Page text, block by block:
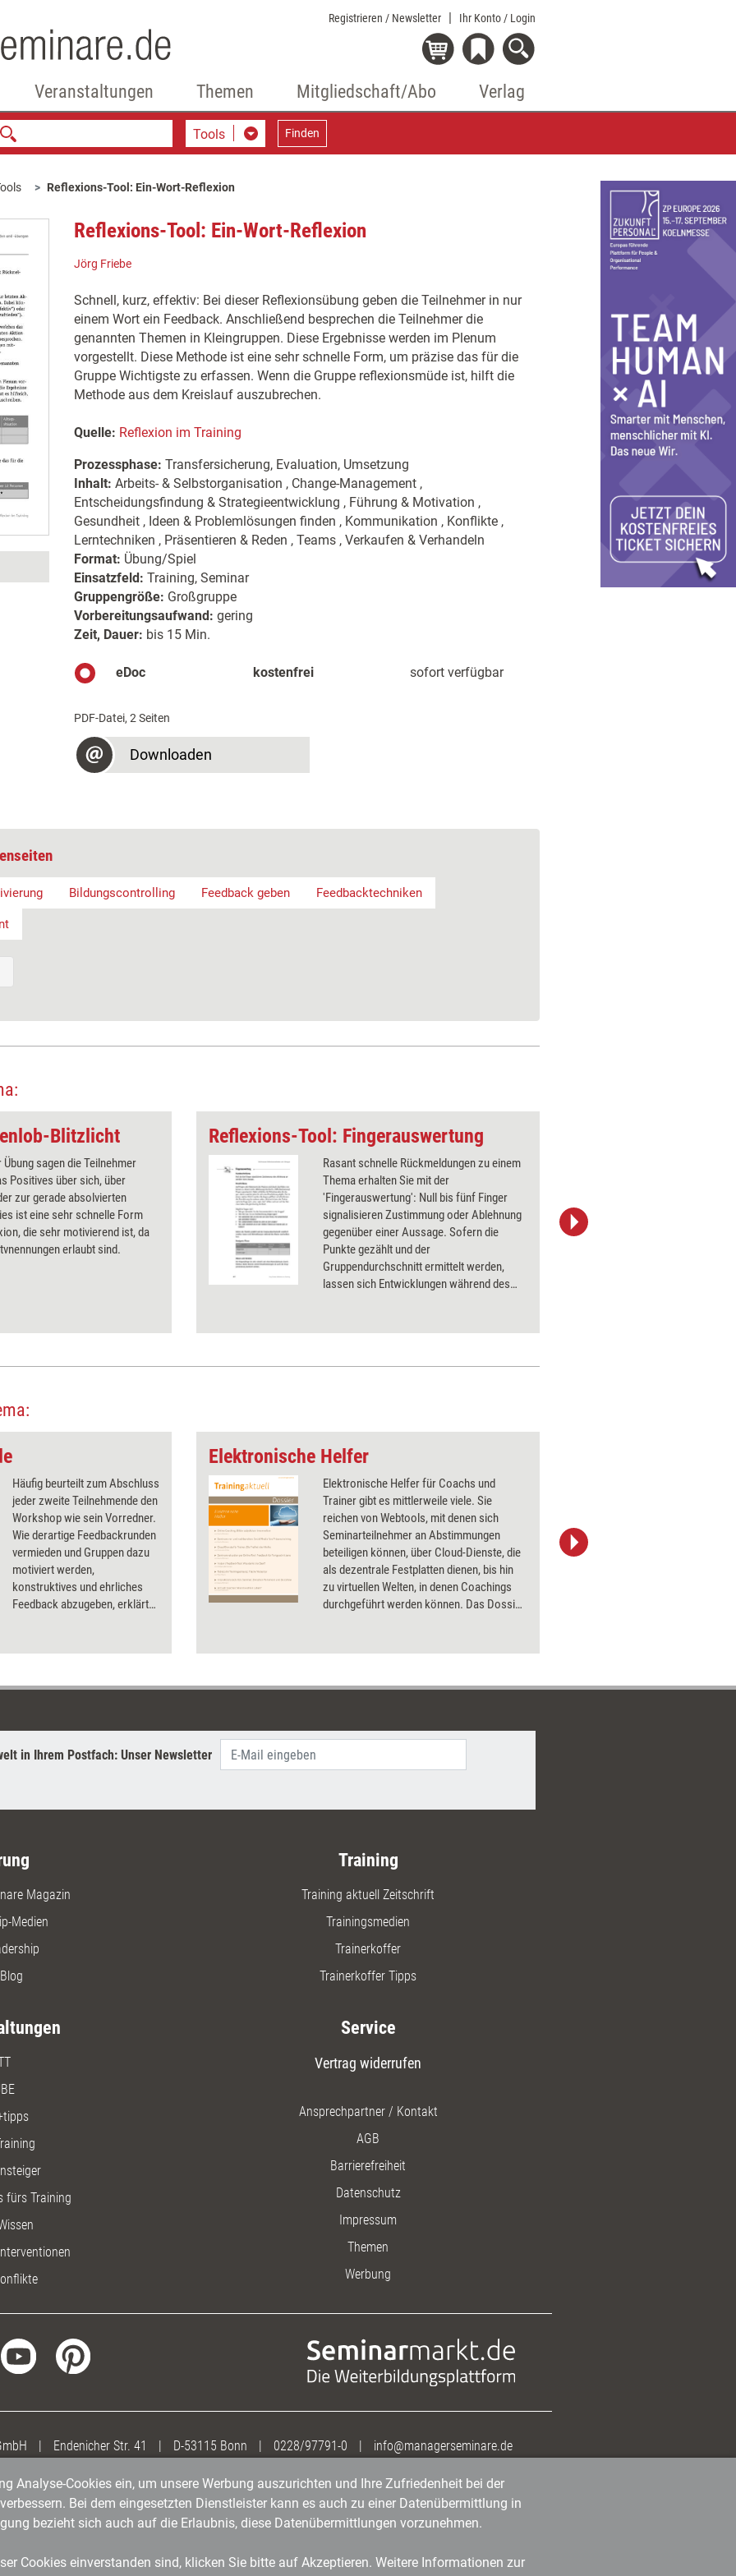
Registrieren / Newsletter Ihr Konto / Login
Veranstaltungen Themen Mitgliedschaft/Abo Verlag
Tools Finden
Reflexions-Tool: Ein-Wort-Reflexion
Reflexions-Tool: Ein-Wort-Reflexion
Jörg Friebe
Schnell, kurz, effektiv: Bei dieser Reflexionsübung geben die Teilnehmer in nur
einem Wort ein Feedback. Anschließend besprechen die Teilnehmer die
genannten Themen in Kleingruppen. Diese Ergebnisse werden im Plenum
vorgestellt. Diese Methode ist eine sehr schnelle Form, um präzise das für die
Gruppe Wichtigste zu erfassen. Wenn die Gruppe reflexionsmüde ist, hilft die
Methode aus dem Kreislauf auszubrechen.
Quelle: Reflexion im Training
Prozessphase: Transfersicherung, Evaluation, Umsetzung
Inhalt: Arbeits- & Selbstorganisation , Change-Management ,
Entscheidungsfindung & Strategieentwicklung , Führung & Motivation ,
Gesundheit , Ideen & Problemlösungen finden , Kommunikation , Konflikte ,
Lerntechniken , Präsentieren & Reden , Teams , Verkaufen & Verhandeln
Format: Übung/Spiel
Einsatzfeld: Training, Seminar
Gruppengröße: Großgruppe
Vorbereitungsaufwand: gering
Zeit, Dauer: bis 15 Min.
eDoc kostenfrei sofort verfügbar
PDF-Datei, 2 Seiten
Downloaden
Bildungscontrolling Feedback geben Feedbacktechniken
Blitzlicht
Übung sagen die Teilnehmer
Positives über sich, über
zur gerade absolvierten
ist eine sehr schnelle Form
die sehr motivierend ist, da
erlaubt sind.
Reflexions-Tool: Fingerauswertung
Rasant schnelle Rückmeldungen zu einem
Thema erhalten Sie mit der
'Fingerauswertung': Null bis fünf Finger
signalisieren Zustimmung oder Ablehnung
gegenüber einer Aussage. Sofern die
Punkte gezählt und der
Gruppendurchschnitt ermittelt werden,
lassen sich Entwicklungen während des
Häufig beurteilt zum Abschluss
jeder zweite Teilnehmende den
Workshop wie sein Vorredner.
Wie derartige Feedbackrunden
vermieden und Gruppen dazu
motiviert werden,
konstruktives und ehrliches
Feedback abzugeben, erklärt
Elektronische Helfer
Elektronische Helfer für Coachs und
Trainer gibt es mittlerweile viele. Sie
reichen von Webtools, mit denen sich
Seminarteilnehmer an Abstimmungen
beteiligen können, über Cloud-Dienste, die
als dezentrale Festplatten dienen, bis hin
zu virtuellen Welten, in denen Coachings
durchgeführt werden können. Das Dossier
und erläutert, wie Trainer und Coachs sie
in Ihrem Postfach: Unser Newsletter
Magazin
Medien
Training
Training aktuell Zeitschrift
Trainingsmedien
Trainerkoffer
Trainerkoffer Tipps
fürs Training
Service
Vertrag widerrufen
Ansprechpartner / Kontakt
AGB
Barrierefreiheit
Datenschutz
Impressum
Themen
Werbung
| Endenicher Str. 41 | D-53115 Bonn | 0228/97791-0 | info@managerseminare.de
Analyse-Cookies ein, um unsere Werbung auszurichten und Ihre Zufriedenheit bei der
Bei dem eingesetzten Dienstleister kann es auch zu einer Datenübermittlung in
bezieht sich auch auf die Erlaubnis, diese Datenübermittlungen vorzunehmen.
Cookies einverstanden sind, klicken Sie bitte auf Akzeptieren. Weitere Informationen zur